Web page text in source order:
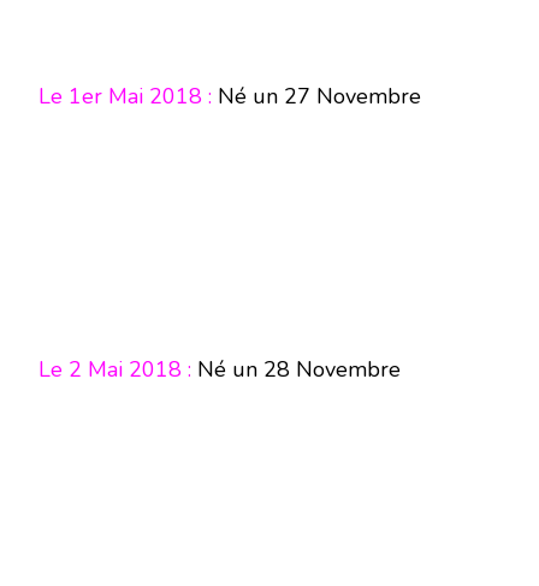
Le 1er Mai 2018 : Né un 27 Novembre
Le 2 Mai 2018 : Né un 28 Novembre